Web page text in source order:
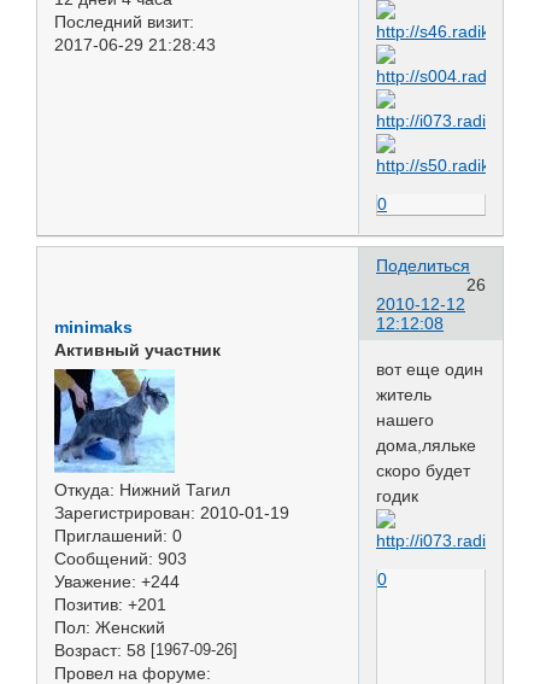
Последний визит:
2017-06-29 21:28:43
0
Поделиться
26
2010-12-12
12:12:08
minimaks
Активный участник
Откуда: Нижний Тагил
Зарегистрирован: 2010-01-19
Приглашений: 0
Сообщений: 903
Уважение: +244
Позитив: +201
Пол: Женский
Возраст: 58 [1967-09-26]
Провел на форуме:
вот еще один
житель
нашего
дома,ляльке
скоро будет
годик
0